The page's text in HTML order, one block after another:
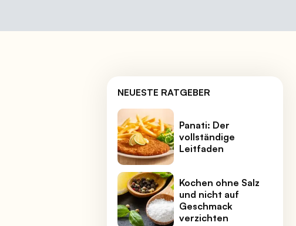
NEUESTE RATGEBER
Panati: Der
vollständige
Leitfaden
Kochen ohne Salz
und nicht auf
Geschmack
verzichten